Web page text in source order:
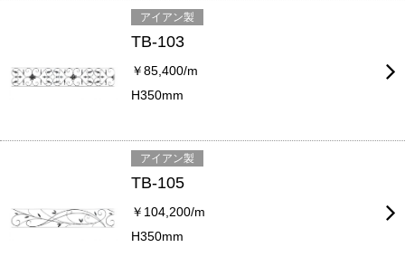
アイアン製
TB-103
￥85,400/m
H350mm
アイアン製
TB-105
￥104,200/m
H350mm